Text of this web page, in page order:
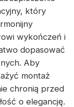
który
wykończeń i
dopasować
Aby
montaż
chronią przed
o elegancję.